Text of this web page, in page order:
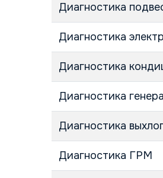
Диагностика
Диагностика
Диагностика
Диагностика
Диагностика
Диагностика ГРМ